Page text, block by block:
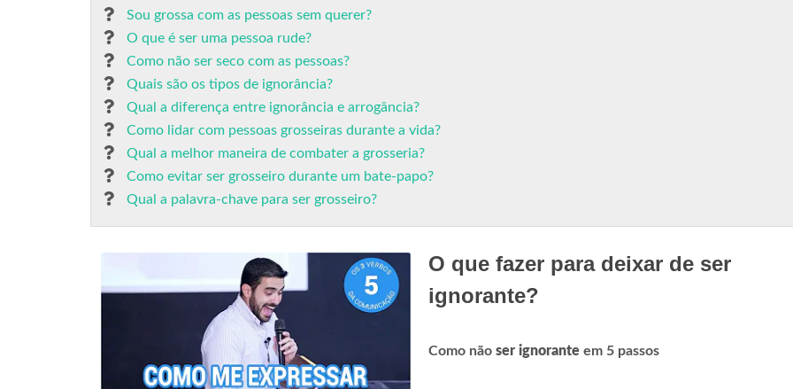
Sou grossa com as pessoas sem querer?
O que é ser uma pessoa rude?
Como não ser seco com as pessoas?
Quais são os tipos de ignorância?
Qual a diferença entre ignorância e arrogância?
Como lidar com pessoas grosseiras durante a vida?
Qual a melhor maneira de combater a grosseria?
Como evitar ser grosseiro durante um bate-papo?
Qual a palavra-chave para ser grosseiro?
O que fazer para deixar de ser
ignorante?
Como não ser ignorante em 5 passos